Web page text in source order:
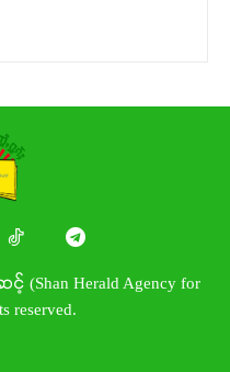
(Shan Herald Agency for
reserved.